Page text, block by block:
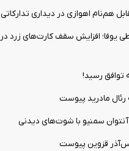
هم‌نام اهوازی در دیداری تدارکاتی
یوفا؛ افزایش سقف کارت‌های زرد در
توافق رسید!
رئال مادرید پیوست
سمنیو با شوت‌های دیدنی
قزوین پیوست